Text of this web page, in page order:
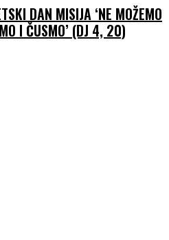
DAN MISIJA ‘NE MOŽEMO
I ČUSMO’ (DJ 4, 20)